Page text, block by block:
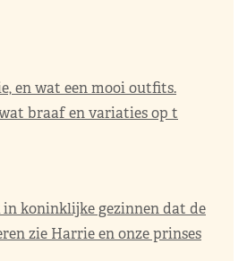
en wat een mooi outfits.
braaf en variaties op t
koninklijke gezinnen dat de
zie Harrie en onze prinses